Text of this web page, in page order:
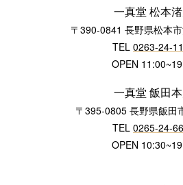
一真堂 松本
〒390-0841 長野県松本
TEL 0263-24-
OPEN
一真堂 飯田
〒395-0805 長野県飯田
TEL 0265-24-
OPEN